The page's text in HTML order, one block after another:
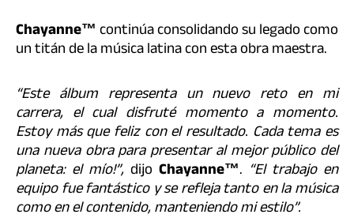
Chayanne™continúa consolidando su legado como
un titán de la música latina con esta obra maestra.
“Este álbum representa un nuevo reto en mi
carrera, el cual disfruté momento a momento.
Estoy más que feliz con el resultado. Cada tema es
una nueva obra para presentar al mejor público del
planeta: el mío!”, dijo Chayanne™. “El trabajo en
equipo fue fantástico y se refleja tanto en la música
como en el contenido, manteniendo mi estilo”.